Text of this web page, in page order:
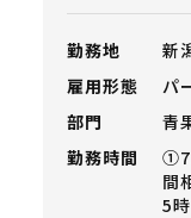
勤務地
新
雇用形態
パ
部門
青
勤務時間
間
5